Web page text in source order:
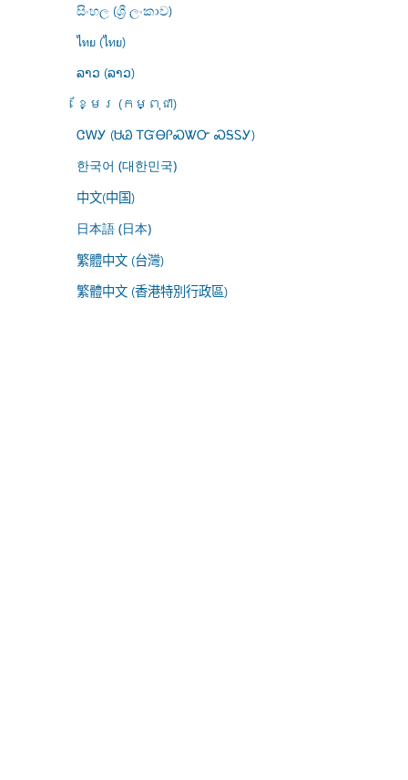
සිංහල (ශ්‍රී ලංකාව)
ไทย (ไทย)
ລາວ (ລາວ)
ខ្មែរ (កម្ពុជា)
ᏣᎳᎩ (ᏌᏊ ᎢᏳᎾᎵᏍᏔᏅ ᏍᎦᏚᎩ)
한국어 (대한민국)
中文(中国)
日本語 (日本)
繁體中文 (台灣)
繁體中文 (香港特別行政區)